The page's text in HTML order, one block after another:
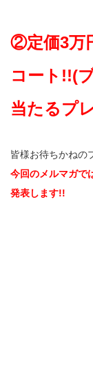
②定価3万
コート!!(
当たるプ
皆様お待ちかねの
今回のメルマガで
発表します!!